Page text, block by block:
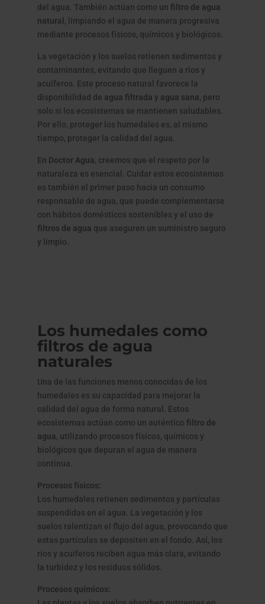
del agua. También actúan como un filtro de agua
natural , limpiando el agua de manera progresiva
mediante procesos físicos, químicos y biológicos.
La vegetación y los suelos retienen sedimentos y
contaminantes, evitando que lleguen a ríos y
acuíferos. Este proceso natural favorece la
disponibilidad de agua filtrada y agua sana, pero
solo si los ecosistemas se mantienen saludables.
Por ello, proteger los humedales es, al mismo
tiempo, proteger la calidad del agua.
En Doctor Agua, creemos que el respeto por la
naturaleza es esencial. Cuidar estos ecosistemas
es también el primer paso hacia un consumo
responsable de agua, que puede complementarse
con hábitos domésticos sostenibles y el uso de
filtros de agua que aseguren un suministro seguro
y limpio.
Los humedales como
filtros de agua
naturales
Una de las funciones menos conocidas de los
humedales es su capacidad para mejorar la
calidad del agua de forma natural. Estos
ecosistemas actúan como un auténtico filtro de
agua, utilizando procesos físicos, químicos y
biológicos que depuran el agua de manera
continua.
Procesos físicos:
Los humedales retienen sedimentos y partículas
suspendidas en el agua. La vegetación y los
suelos ralentizan el flujo del agua, provocando que
estas partículas se depositen en el fondo. Así, los
ríos y acuíferos reciben agua más clara, evitando
la turbidez y los residuos sólidos.
Procesos químicos: